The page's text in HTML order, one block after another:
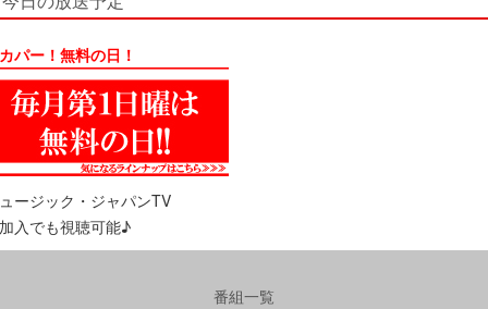
パー！無料の日！
ージック・ジャパンTV
入でも視聴可能♪
番組一覧